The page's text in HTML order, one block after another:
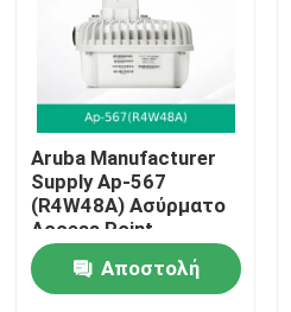
Ξενάγηση στο Εργοστάσιο
Έλεγχος Ποιότητας
Επικοινωνήστε μαζί μας
Ειδήσεις
Aruba Manufacturer
Supply Ap-567
(R4W48A) Ασύρματο
Access Point
Εσωτερικού Χώρου
Αποστολή